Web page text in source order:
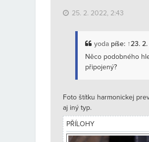
25. 2. 2022, 2:43
yoda píše: ↑23.
Něco podobného
připojený?
Foto štítku harmonickej
aj iný typ.
PŘÍLOHY